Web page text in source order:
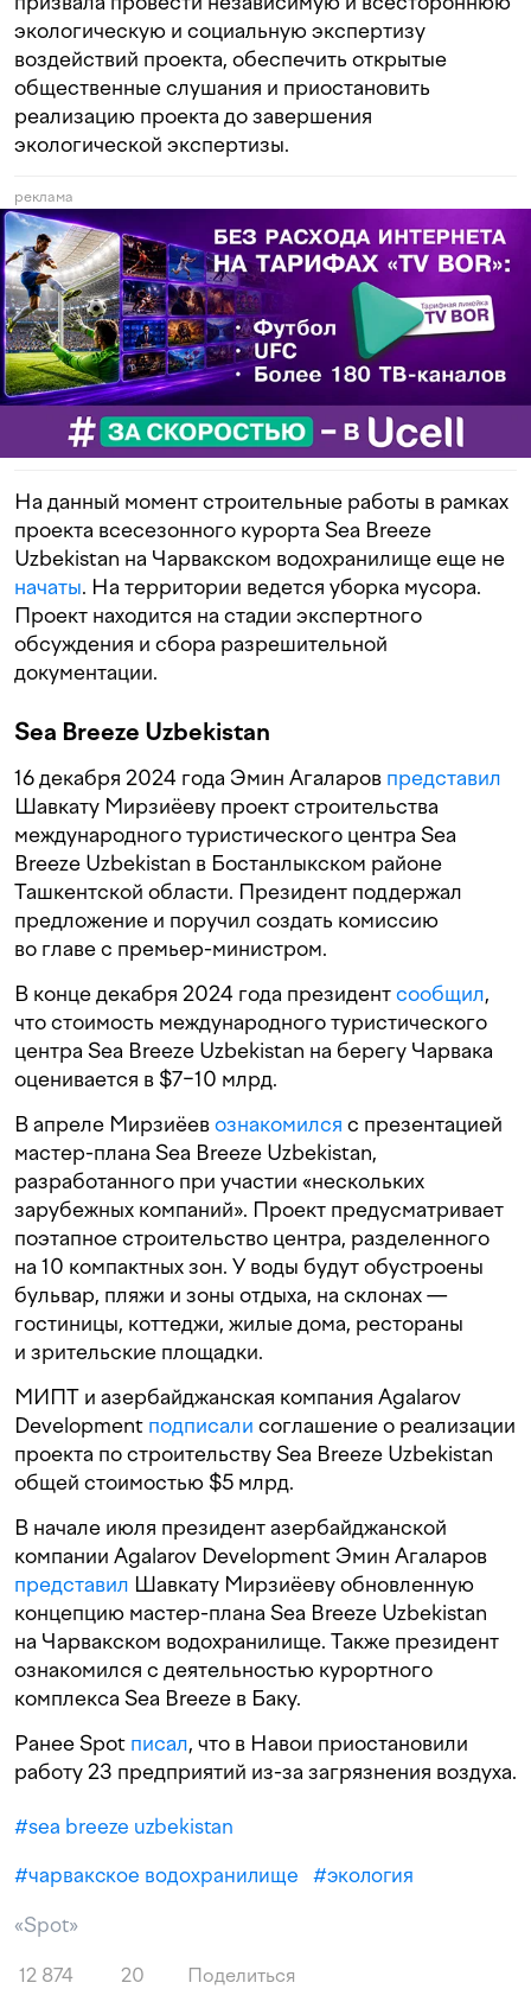
экологическую и социальную экспертизу
воздействий проекта, обеспечить открытые
общественные слушания и приостановить
реализацию проекта до завершения
экологической экспертизы.
реклама
На данный момент строительные работы в рамках
проекта всесезонного курорта Sea Breeze
Uzbekistan на Чарвакском водохранилище еще не
начаты. На территории ведется уборка мусора.
Проект находится на стадии экспертного
обсуждения и сбора разрешительной
документации.
Sea Breeze Uzbekistan
16 декабря 2024 года Эмин Агаларов представил
Шавкату Мирзиёеву проект строительства
международного туристического центра Sea
Breeze Uzbekistan в Бостанлыкском районе
Ташкентской области. Президент поддержал
предложение и поручил создать комиссию
во главе с премьер-министром.
В конце декабря 2024 года президентсообщил,
что стоимость международного туристического
центра Sea Breeze Uzbekistan на берегу Чарвака
оценивается в $7−10 млрд.
В апреле Мирзиёевознакомился с презентацией
мастер-плана Sea Breeze Uzbekistan,
разработанного при участии «нескольких
зарубежных компаний». Проект предусматривает
поэтапное строительство центра, разделенного
на 10 компактных зон. У воды будут обустроены
бульвар, пляжи и зоны отдыха, на склонах —
гостиницы, коттеджи, жилые дома, рестораны
и зрительские площадки.
МИПТ и азербайджанская компания Agalarov
Development подписали соглашение о реализации
проекта по строительству Sea Breeze Uzbekistan
общей стоимостью $5 млрд.
В начале июля президент азербайджанской
компании Agalarov Development Эмин Агаларов
представил Шавкату Мирзиёеву обновленную
концепцию мастер-плана Sea Breeze Uzbekistan
на Чарвакском водохранилище. Также президент
ознакомился с деятельностью курортного
комплекса Sea Breeze в Баку.
Ранее Spot писал, что в Навои приостановили
работу 23 предприятий из-за загрязнения воздуха.
#sea breeze uzbekistan
#чарвакское водохранилище #экология
«Spot»
12 874 20 Поделиться